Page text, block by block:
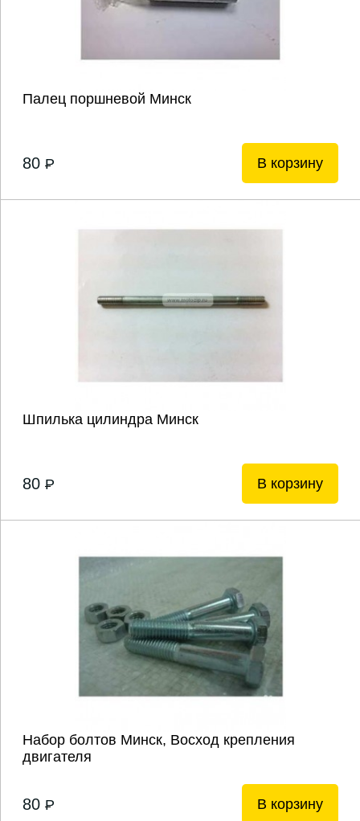
Палец поршневой Минск
80 P В корзину
Шпилька цилиндра Минск
80 P В корзину
Набор болтов Минск, Восход крепления
двигателя
80 P В корзину